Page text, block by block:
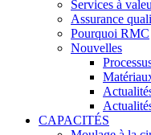
Services à
Assurance
Pourquoi RMC
Nouvelles
CAPACITÉS